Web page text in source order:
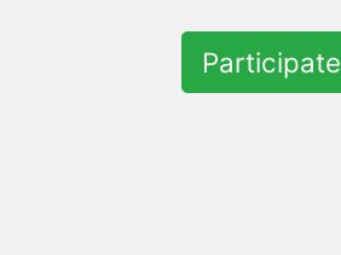
Participate